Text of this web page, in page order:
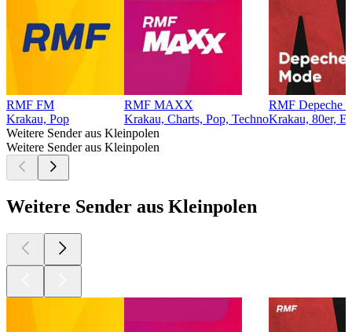
RMF FM
Krakau, Pop
RMF MAXX
Krakau, Charts, Pop, Techno
RMF Depeche
Krakau, 80er,
Weitere Sender aus Kleinpolen
Weitere Sender aus Kleinpolen
Weitere Sender aus Kleinpolen